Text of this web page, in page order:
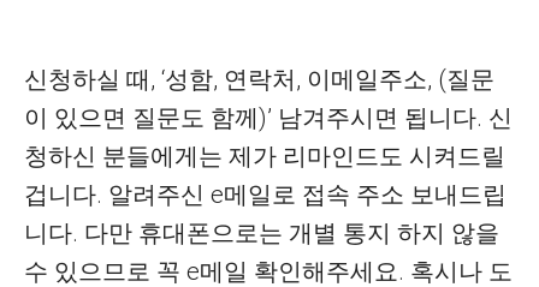
신청하실 때, ‘성함, 연락처, 이메일주소, (질문
이 있으면 질문도 함께)’ 남겨주시면 됩니다. 신
청하신 분들에게는 제가 리마인드도 시켜드릴
겁니다. 알려주신 e메일로 접속 주소 보내드립
니다. 다만 휴대폰으로는 개별 통지 하지 않을
수 있으므로 꼭 e메일 확인해주세요. 혹시나 도